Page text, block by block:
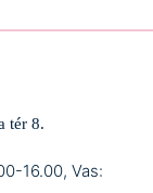
tér 8.
16.00, Vas: